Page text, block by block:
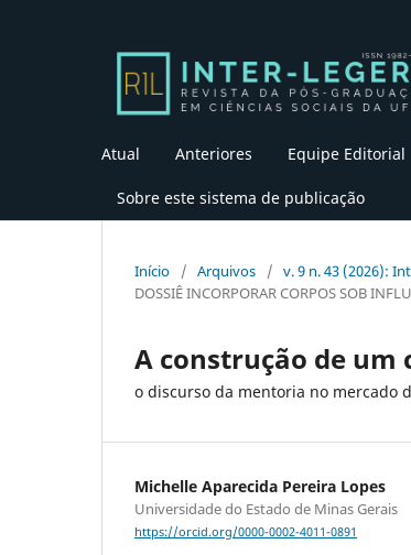
Atual Anteriores Equipe Editorial
Sobre este sistema de publicação
Início / Arquivos / v. 9 n. 43 (2026):
DOSSIÊ INCORPORAR CORPOS SOB
A construção de
o discurso da mentoria no mercado
Michelle Aparecida Pereira Lopes
Universidade do Estado de Minas Gerais
https://orcid.org/0000-0002-4011-0891